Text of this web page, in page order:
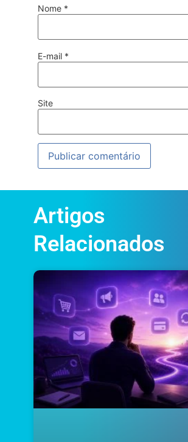
Nome *
E-mail *
Site
Artigos
Relacionados